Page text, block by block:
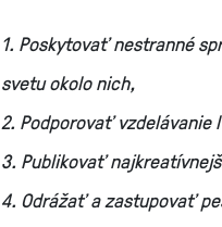
1. Poskytovať nestranné
svetu okolo nich,
2. Podporovať
3. Publikovať
4. Odrážať a zastupovať